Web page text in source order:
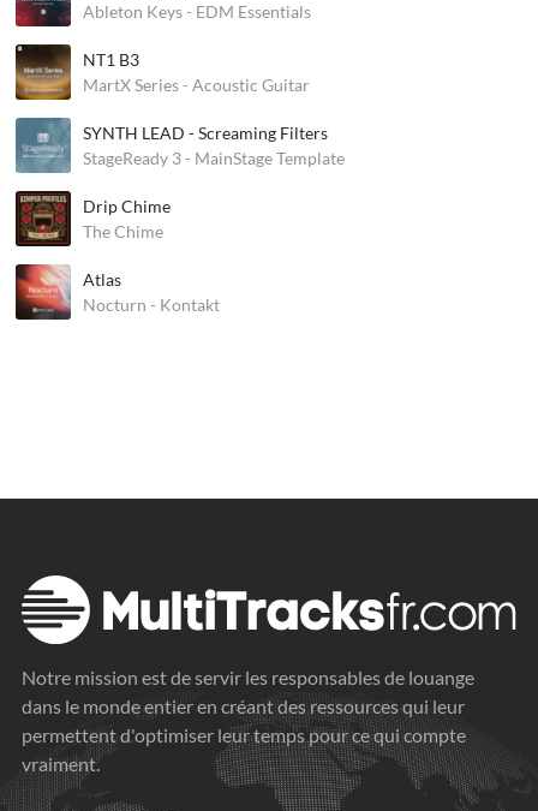
Ableton Keys - EDM Essentials
NT1 B3
MartX Series - Acoustic Guitar
SYNTH LEAD - Screaming Filters
StageReady 3 - MainStage Template
Drip Chime
The Chime
Atlas
Nocturn - Kontakt
Notre mission est de servir les responsables de louange
dans le monde entier en créant des ressources qui leur
permettent d'optimiser leur temps pour ce qui compte
vraiment.